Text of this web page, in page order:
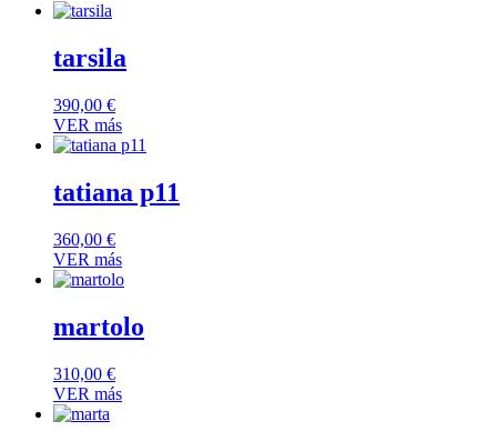
tarsila
390,00 €
VER más
tatiana p11
360,00 €
VER más
martolo
310,00 €
VER más